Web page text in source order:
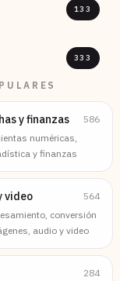
133
333
y finanzas
586
numéricas,
y finanzas
video
564
conversión
audio y video
284